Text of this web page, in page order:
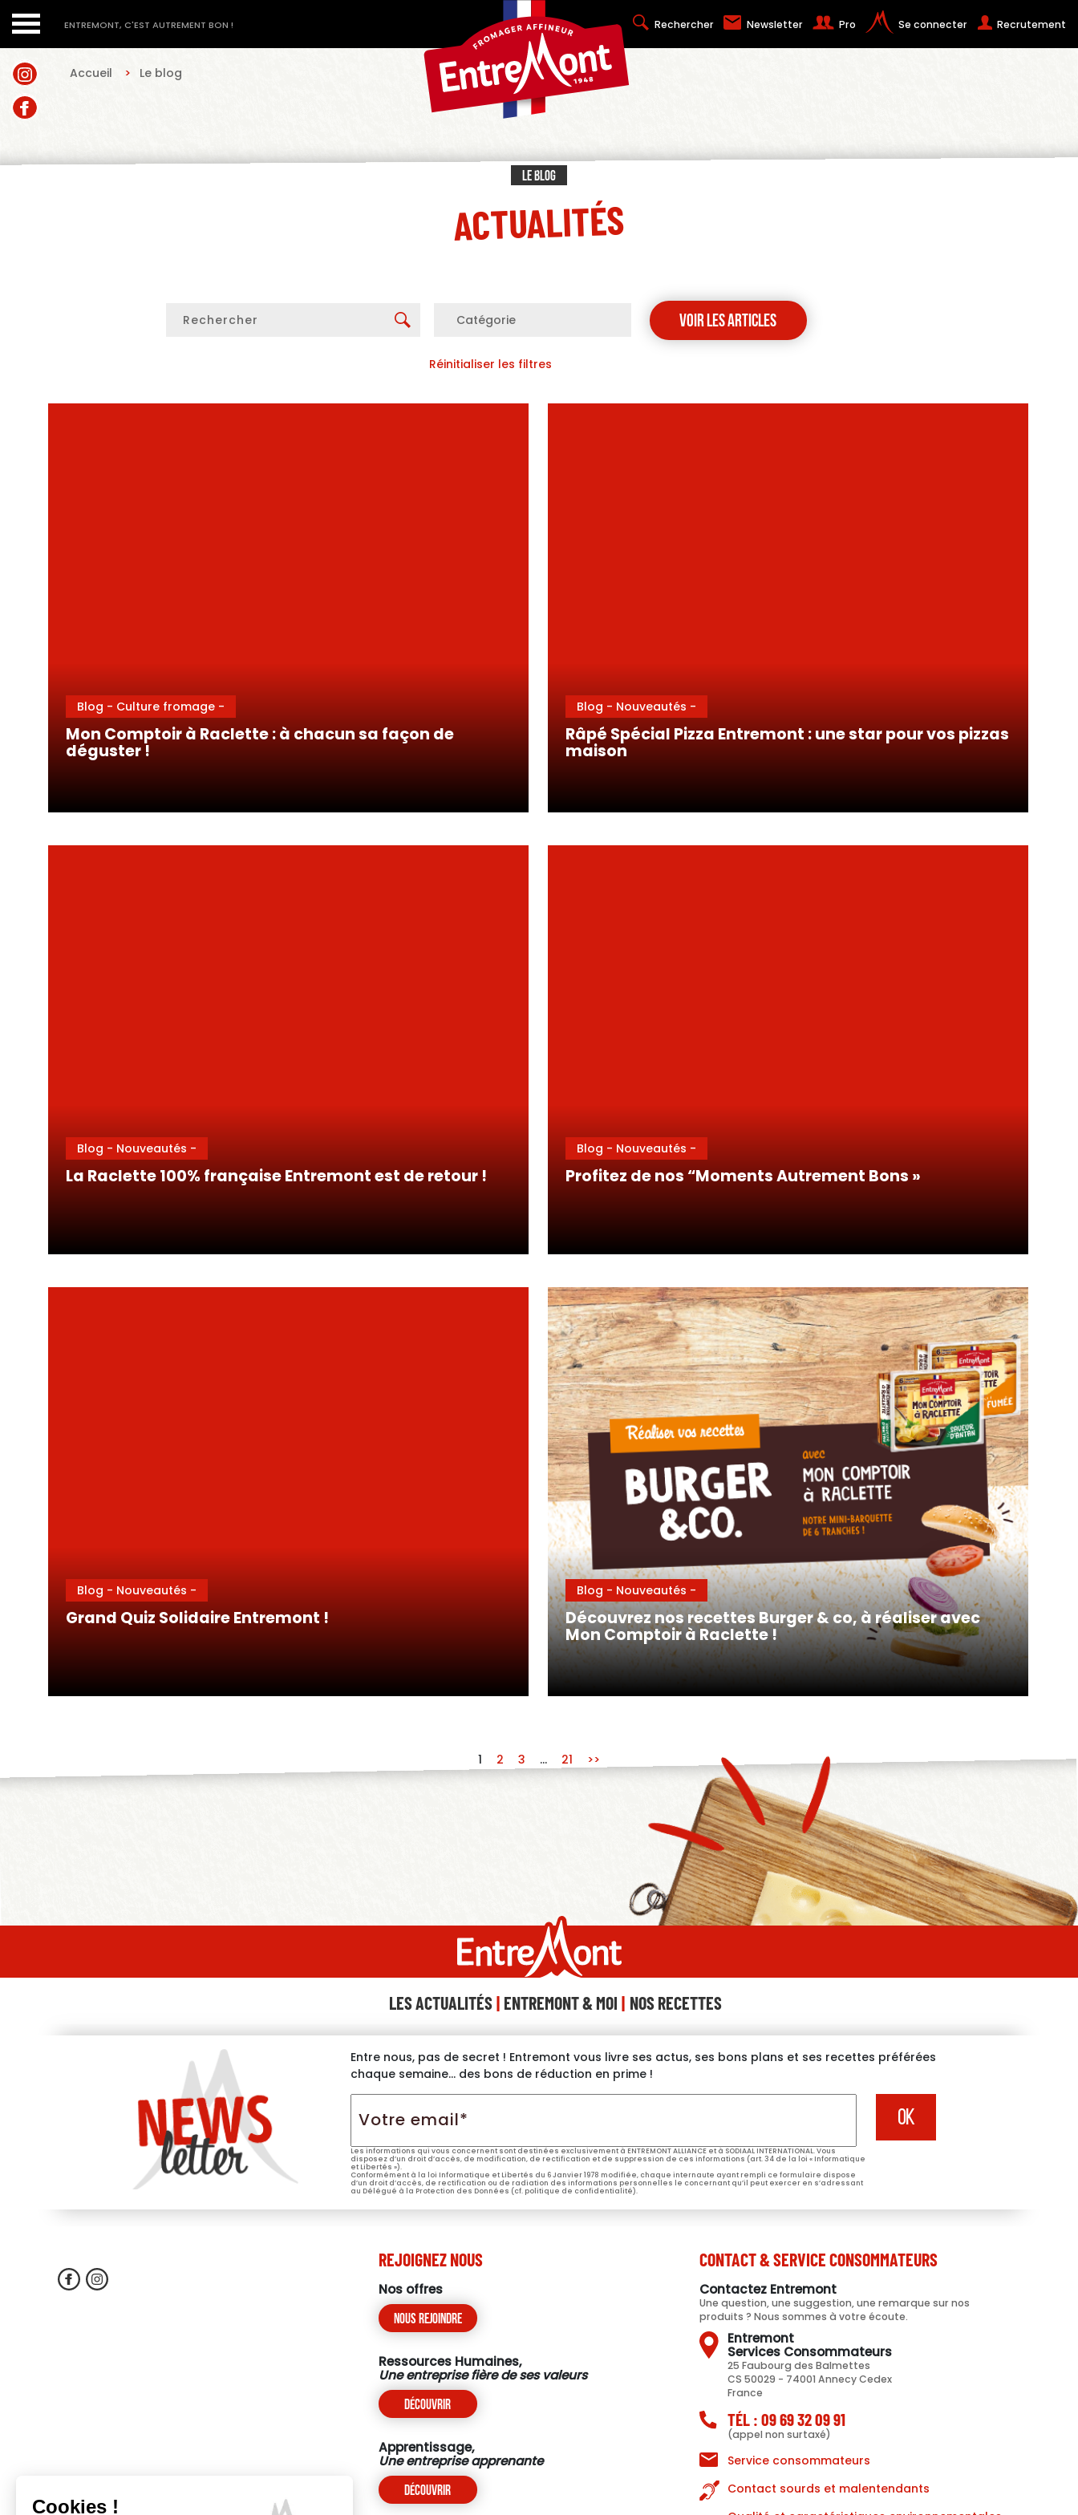
ENTREMONT, C'EST AUTREMENT BON ! Rechercher Newsletter Pro Se connecter Recrutement
Accueil > Le blog
Le blog
ACTUALITÉS
Réinitialiser les filtres
Blog - Culture fromage -
Mon Comptoir à Raclette : à chacun sa façon de
déguster !
Blog - Nouveautés -
Râpé Spécial Pizza Entremont : une star pour vos pizzas
maison
Blog - Nouveautés -
La Raclette 100% française Entremont est de retour !
Blog - Nouveautés -
Profitez de nos “Moments Autrement Bons »
Blog - Nouveautés -
Grand Quiz Solidaire Entremont !
Blog - Nouveautés -
Découvrez nos recettes Burger & co, à réaliser avec
Mon Comptoir à Raclette !
1 2 3 … 21 >>
LES ACTUALITÉS ENTREMONT & MOI NOS RECETTES
Entre nous, pas de secret ! Entremont vous livre ses actus, ses bons plans et ses recettes préférées
chaque semaine… des bons de réduction en prime !
email*
Les informations qui vous concernent sont destinées exclusivement à ENTREMONT ALLIANCE et à SODIAAL INTERNATIONAL. Vous
disposez d’un droit d’accès, de modification, de rectification et de suppression de ces informations (art. 34 de la loi « Informatique
et Libertés »).
Conformément à la loi Informatique et Libertés du 6 Janvier 1978 modifiée, chaque internaute ayant rempli ce formulaire dispose
d’un droit d’accès, de rectification ou de radiation des informations personnelles le concernant qu’il peut exercer en s’adressant
au Délégué à la Protection des Données (cf. politique de confidentialité).
REJOIGNEZ NOUS
Nos offres
Nous rejoindre
Ressources Humaines,
Une entreprise fière de ses valeurs
Découvrir
Apprentissage,
Une entreprise apprenante
Découvrir
CONTACT & SERVICE CONSOMMATEURS
Contactez Entremont
Une question, une suggestion, une remarque sur nos
produits ? Nous sommes à votre écoute.
Entremont
Services Consommateurs
25 Faubourg des Balmettes
CS 50029 - 74001 Annecy Cedex
France
TÉL : 09 69 32 09 91
(appel non surtaxé)
Service consommateurs
Contact sourds et malentendants
Cookies !